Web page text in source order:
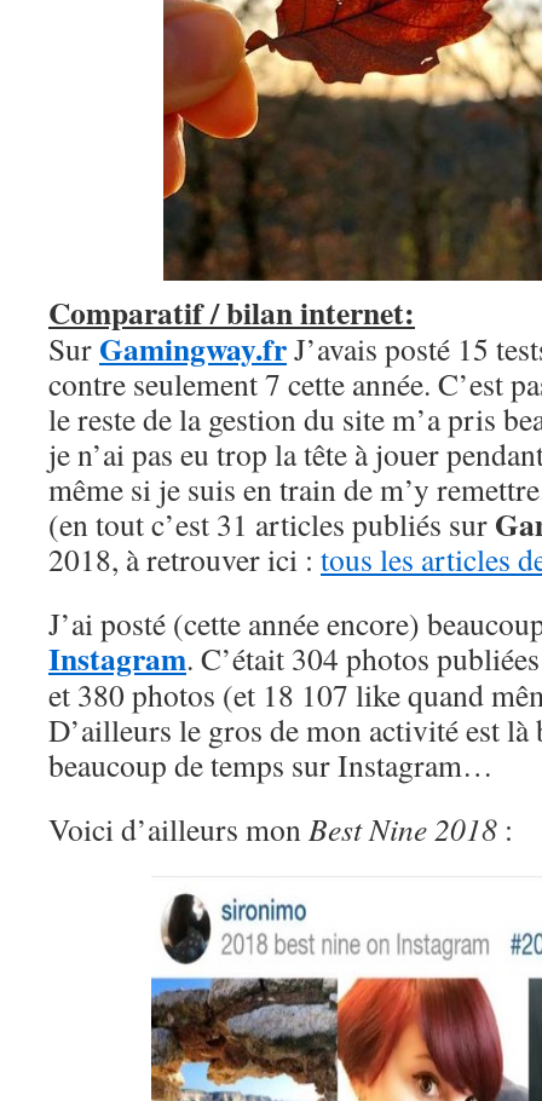
Comparatif / bilan internet:
Sur Gamingway.frJ’avais posté 15
contre seulement 7 cette année. C’est
le reste de la gestion du site m’a pris
je n’ai pas eu trop la tête à jouer
même si je suis en train de m’y
(en tout c’est 31 articles publiés sur
2018, à retrouver ici : tous les articles
J’ai posté (cette année encore)
Instagram. C’était 304 photos
et 380 photos (et 18 107 like quand
D’ailleurs le gros de mon activité est là
beaucoup de temps sur Instagram…
Voici d’ailleurs monBest Nine 2018 :